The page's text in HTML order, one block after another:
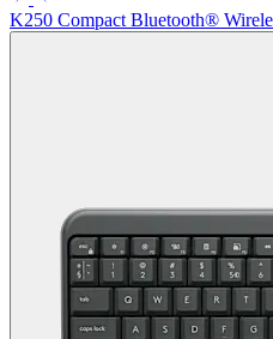
K250 Compact Bluetooth®